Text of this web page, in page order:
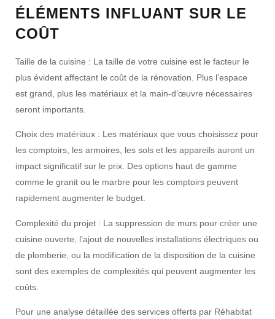
ÉLÉMENTS INFLUANT SUR LE
COÛT
Taille de la cuisine : La taille de votre cuisine est le facteur le
plus évident affectant le coût de la rénovation. Plus l’espace
est grand, plus les matériaux et la main-d’œuvre nécessaires
seront importants.
Choix des matériaux : Les matériaux que vous choisissez pour
les comptoirs, les armoires, les sols et les appareils auront un
impact significatif sur le prix. Des options haut de gamme
comme le granit ou le marbre pour les comptoirs peuvent
rapidement augmenter le budget.
Complexité du projet : La suppression de murs pour créer une
cuisine ouverte, l’ajout de nouvelles installations électriques ou
de plomberie, ou la modification de la disposition de la cuisine
sont des exemples de complexités qui peuvent augmenter les
coûts.
Pour une analyse détaillée des services offerts par Réhabitat